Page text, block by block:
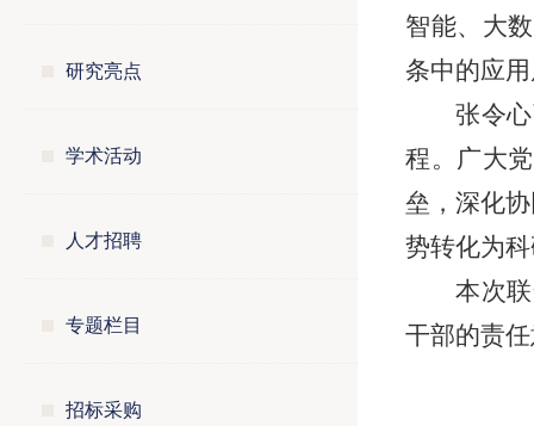
研究亮点
学术活动
人才招聘
专题栏目
招标采购
智能、大
条中的应
张令
程。广大
垒，深化
势转化为
本次
干部的责